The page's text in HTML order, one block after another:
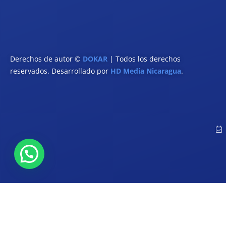
Derechos de autor © DOKAR | Todos los derechos
reservados. Desarrollado por HD Media Nicaragua.